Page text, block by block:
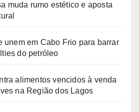
muda rumo estético e aposta
unem em Cabo Frio para barrar
do petróleo
alimentos vencidos à venda
na Região dos Lagos